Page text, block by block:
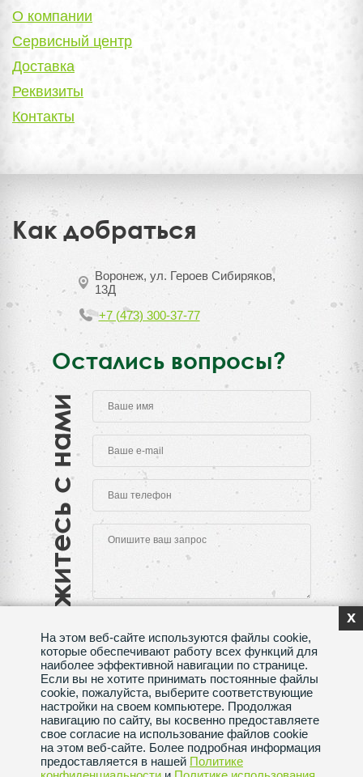
О компании
Сервисный центр
Доставка
Реквизиты
Контакты
Как добраться
Воронеж, ул. Героев Сибиряков,
13Д
+7 (473) 300-37-77
Остались вопросы?
Свяжитесь с нами
Нажимая на кнопку "Отправить", Вы даете согласие
на обработку своихперсональных данных
Сделано в веб-студииSeoMAX
Политика конфиденциальности
x
На этом веб-сайте используются файлы cookie,
которые обеспечивают работу всех функций для
наиболее эффективной навигации по странице.
Если вы не хотите принимать постоянные файлы
cookie, пожалуйста, выберите соответствующие
настройки на своем компьютере. Продолжая
навигацию по сайту, вы косвенно предоставляете
свое согласие на использование файлов cookie
на этом веб-сайте. Более подробная информация
предоставляется в нашей Политике